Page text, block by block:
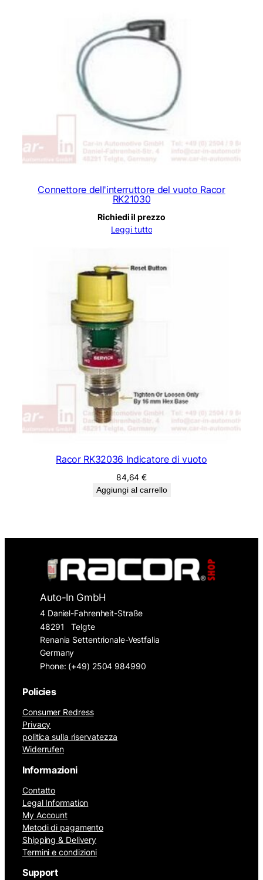
Connettore dell'interruttore del vuoto Racor
RK21030
Richiedi il prezzo
Leggi tutto
Racor RK32036 Indicatore di vuoto
84,64€
Aggiungi al carrello
Auto-In GmbH
4 Daniel-Fahrenheit-Straße
48291
Telgte
Renania Settentrionale-Vestfalia
Germany
Phone: (+49) 2504 984990
Policies
Consumer Redress
Privacy
politica sulla riservatezza
Widerrufen
Informazioni
Contatto
Legal Information
My Account
Metodi di pagamento
Shipping & Delivery
Termini e condizioni
Support